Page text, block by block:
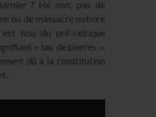
? Hé non, pas de
ou de massacre notoire
issu du pré-celtique
« tas de pierres »,
dû à la constitution